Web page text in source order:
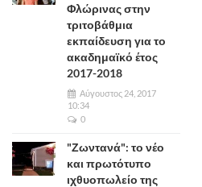
Φλώρινας στην
τριτοβάθμια
εκπαίδευση για το
ακαδημαϊκό έτος
2017-2018
Αύγουστος 24, 2017
10:34
0
"Ζωντανά": το νέο
και πρωτότυπο
ιχθυοπωλείο της